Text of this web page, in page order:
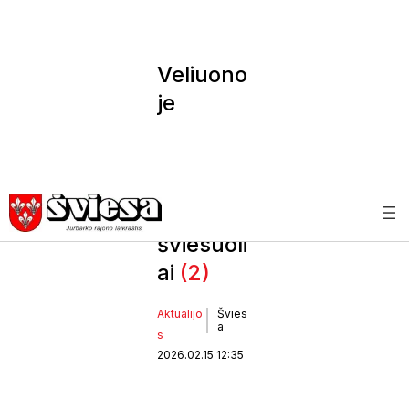
Veliuono
je
ę
šviesuoli
ai (2)
Aktualijo
s
Švies
a
2026.02.15 12:35